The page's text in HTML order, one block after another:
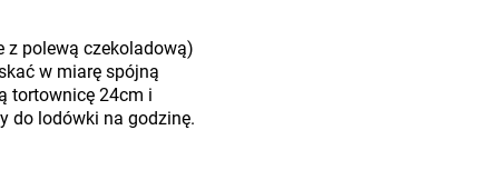
z polewą czekoladową)
w miarę spójną
tortownicę 24cm i
do lodówki na godzinę.